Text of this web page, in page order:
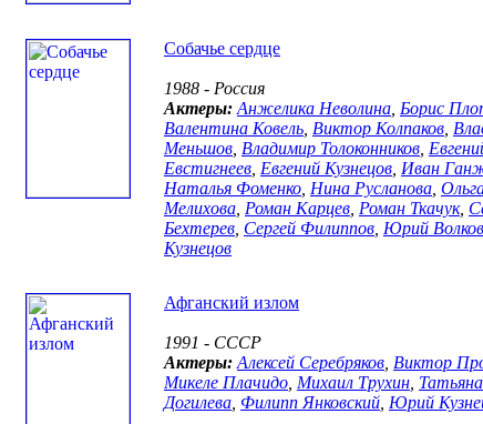
Собачье сердце
1988 - Россия
Актеры: Анжелика Неволина Борис
Валентина Ковель Виктор Колпаков
Меньшов Владимир Толоконников
Евстигнеев Евгений Кузнецов Иван
Наталья Фоменко Нина Русланова
Мелихова Роман Карцев Роман Ткачук,
Бехтерев Сергей Филиппов Юрий Волков
Кузнецов
Афганский излом
1991 - СССР
Актеры: Алексей Серебряков Виктор
Микеле Плачидо Михаил Трухин Татьяна
Догилева Филипп Янковский Юрий